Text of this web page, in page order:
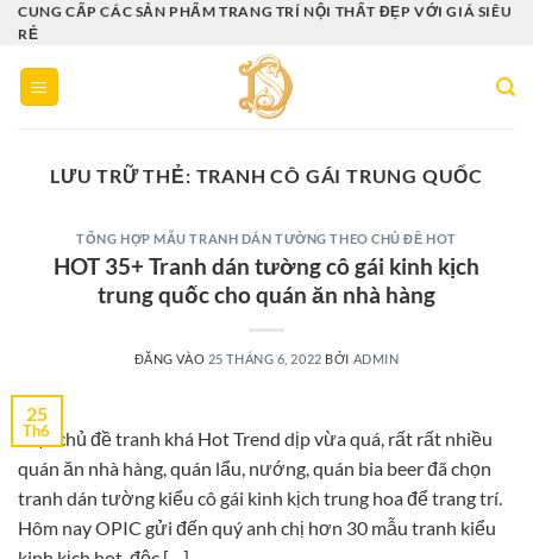
Bỏ
qua
nội
dung
CUNG CẤP CÁC SẢN PHẨM TRANG TRÍ NỘI THẤT ĐẸP VỚI GIÁ SIÊU
RẺ
LƯU TRỮ THẺ: TRANH CÔ GÁI TRUNG QUỐC
TỔNG HỢP MẪU TRANH DÁN TƯỜNG THEO CHỦ ĐỀ HOT
HOT 35+ Tranh dán tường cô gái kinh kịch
trung quốc cho quán ăn nhà hàng
ĐĂNG VÀO 25 THÁNG 6, 2022 BỞI ADMIN
25
Th6
Một chủ đề tranh khá Hot Trend dịp vừa quá, rất rất nhiều
quán ăn nhà hàng, quán lẩu, nướng, quán bia beer đã chọn
tranh dán tường kiểu cô gái kinh kịch trung hoa để trang trí.
Hôm nay OPIC gửi đến quý anh chị hơn 30 mẫu tranh kiểu